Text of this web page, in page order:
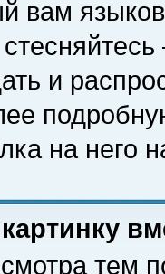
вам
и
на него
тем